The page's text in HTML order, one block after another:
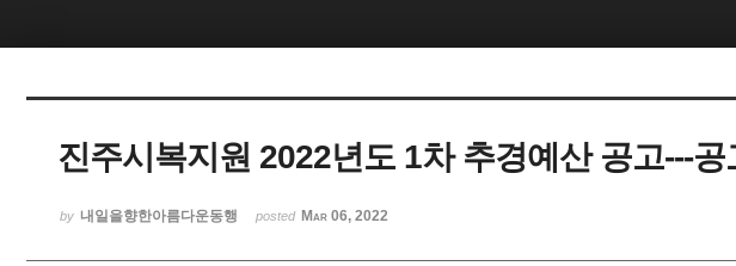
진주시복지원 2022년도 1차 추경예산 공고---공
by 내일을향한아름다운동행 posted Mar 06, 2022
5